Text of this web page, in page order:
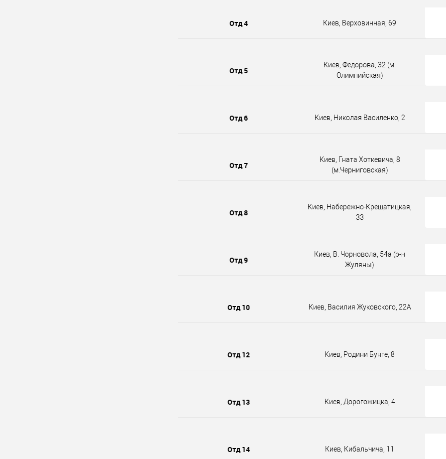
Отд 4 Киев, Верховинная, 69
Отд 5
Киев, Федорова, 32 (м.
Олимпийская)
Отд 6 Киев, Николая Василенко, 2
Отд 7
Киев, Гната Хоткевича, 8
(м.Черниговская)
Отд 8
Киев, Набережно-Крещатицкая,
33
Отд 9
Киев, В. Чорновола, 54а (р-н
Жуляны)
Отд 10 Киев, Василия Жуковского, 22А
Отд 12 Киев, Родини Бунге, 8
Отд 13 Киев, Дорогожицка, 4
Отд 14 Киев, Кибальчича, 11